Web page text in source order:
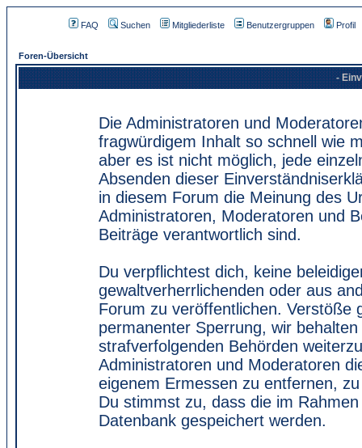
FAQ Suchen Mitgliederliste Benutzergruppen Profil
Foren-Übersicht
-
Die Administratoren und
fragwürdigem Inhalt so schnell wie
aber es ist nicht möglich, jede
Absenden dieser
in diesem Forum die Meinung des
Administratoren, Moderatoren und
Beiträge verantwortlich sind.
Du verpflichtest dich, keine
gewaltverherrlichenden oder aus
Forum zu veröffentlichen. Verstöße
permanenter Sperrung, wir
strafverfolgenden Behörden
Administratoren und Moderatoren
eigenem Ermessen zu entfernen,
Du stimmst zu, dass die im
Datenbank gespeichert werden.